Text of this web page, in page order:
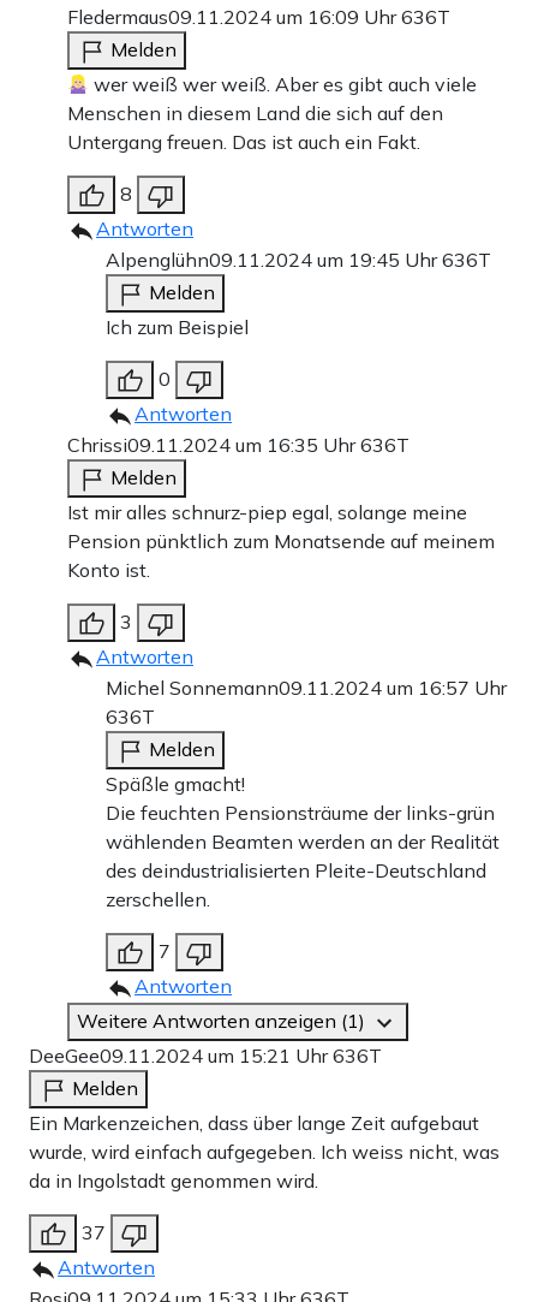
Fledermaus09.11.2024 um 16:09 Uhr636T
Melden
wer weiß wer weiß. Aber es gibt auch viele
Menschen in diesem Land die sich auf den
Untergang freuen. Das ist auch ein Fakt.
8
Antworten
Alpenglühn09.11.2024 um 19:45 Uhr636T
Melden
Ich zum Beispiel
0
Antworten
Chrissi09.11.2024 um 16:35 Uhr636T
Melden
Ist mir alles schnurz-piep egal, solange meine
Pension pünktlich zum Monatsende auf meinem
Konto ist.
3
Antworten
Michel Sonnemann09.11.2024 um 16:57 Uhr
636T
Melden
Späßle gmacht!
Die feuchten Pensionsträume der links-grün
wählenden Beamten werden an der Realität
des deindustrialisierten Pleite-Deutschland
zerschellen.
7
Antworten
Weitere Antworten anzeigen (1)
DeeGee09.11.2024 um 15:21 Uhr636T
Melden
Ein Markenzeichen, dass über lange Zeit aufgebaut
wurde, wird einfach aufgegeben. Ich weiss nicht, was
da in Ingolstadt genommen wird.
37
Antworten